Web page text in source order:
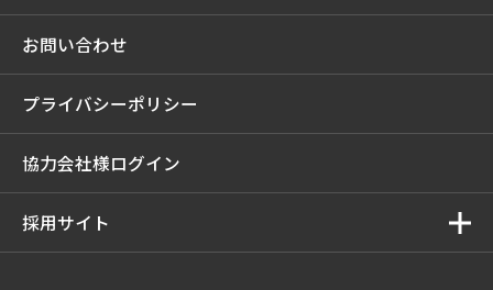
お問い合わせ
プライバシーポリシー
協力会社様ログイン
採用サイト